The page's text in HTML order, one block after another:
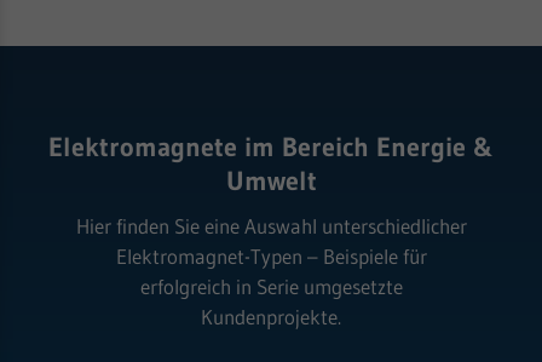
Elektromagnete im Bereich Energie &
Umwelt
Hier finden Sie eine Auswahl unterschiedlicher
Elektromagnet-Typen – Beispiele für
erfolgreich in Serie umgesetzte
Kundenprojekte.